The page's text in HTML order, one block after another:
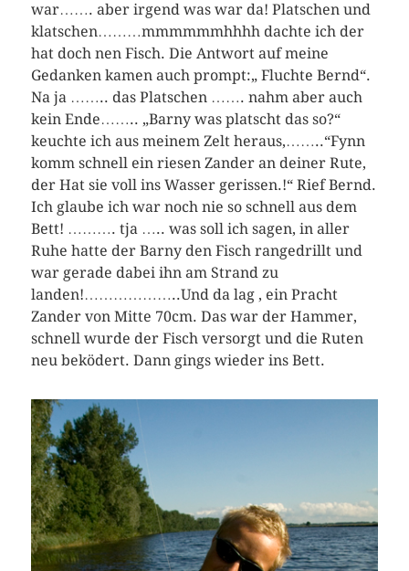
war……. aber irgend was war da! Platschen und
klatschen………mmmmmmhhhh dachte ich der
hat doch nen Fisch. Die Antwort auf meine
Gedanken kamen auch prompt:„ Fluchte Bernd“.
Na ja …….. das Platschen ……. nahm aber auch
kein Ende…….. „Barny was platscht das so?“
keuchte ich aus meinem Zelt heraus,……..“Fynn
komm schnell ein riesen Zander an deiner Rute,
der Hat sie voll ins Wasser gerissen.!“ Rief Bernd.
Ich glaube ich war noch nie so schnell aus dem
Bett! ………. tja ….. was soll ich sagen, in aller
Ruhe hatte der Barny den Fisch rangedrillt und
war gerade dabei ihn am Strand zu
landen!………………..Und da lag , ein Pracht
Zander von Mitte 70cm. Das war der Hammer,
schnell wurde der Fisch versorgt und die Ruten
neu beködert. Dann gings wieder ins Bett.